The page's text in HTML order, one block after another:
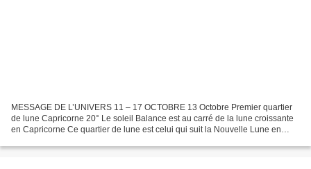
MESSAGE DE L’UNIVERS 11 – 17 OCTOBRE 13 Octobre Premier quartier
de lune Capricorne 20° Le soleil Balance est au carré de la lune croissante
en Capricorne Ce quartier de lune est celui qui suit la Nouvelle Lune en